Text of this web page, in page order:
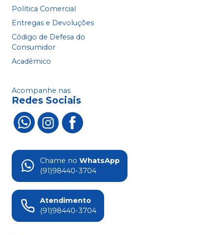
Política Comercial
Entregas e Devoluções
Código de Defesa do
Consumidor
Acadêmico
Acompanhe nas
Redes Sociais
Chame no WhatsApp
(91)98440-3704
Atendimento
(91)98440-3704